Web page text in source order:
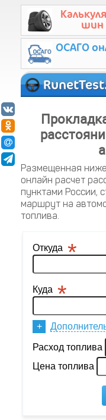
шин
ОСАГО
Размещенная
онлайн расчет
пунктами России,
маршрут на
топлива.